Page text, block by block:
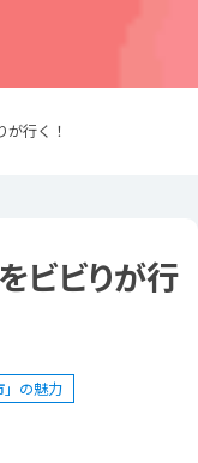
行く！
ビビりが行
」の魅力